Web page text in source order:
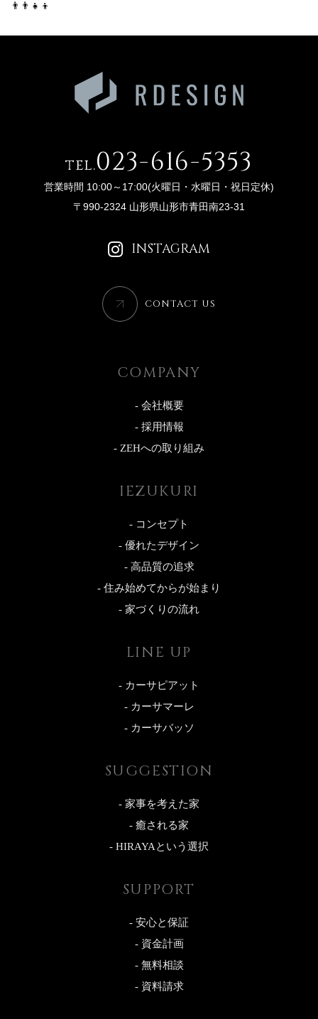
👨‍👨‍👧‍👦
tel.023-616-5353
営業時間 10:00～17:00(火曜日・水曜日・祝日定休)
〒990-2324 山形県山形市青田南23-31
INSTAGRAM
CONTACT US
COMPANY
- 会社概要
- 採用情報
- ZEHへの取り組み
IEZUKURI
- コンセプト
- 優れたデザイン
- 高品質の追求
- 住み始めてからが始まり
- 家づくりの流れ
LINE UP
- カーサピアット
- カーサマーレ
- カーサバッソ
SUGGESTION
- 家事を考えた家
- 癒される家
- HIRAYAという選択
SUPPORT
- 安心と保証
- 資金計画
- 無料相談
- 資料請求